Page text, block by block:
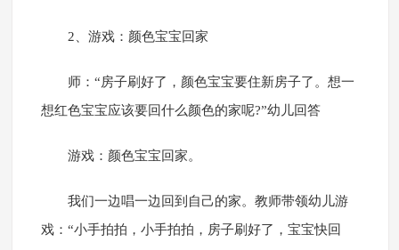
2、游戏：颜色宝宝回家
师：“房子刷好了，颜色宝宝要住新房子了。想一
想红色宝宝应该要回什么颜色的家呢?”幼儿回答
游戏：颜色宝宝回家。
我们一边唱一边回到自己的家。教师带领幼儿游
戏：“小手拍拍，小手拍拍，房子刷好了，宝宝快回